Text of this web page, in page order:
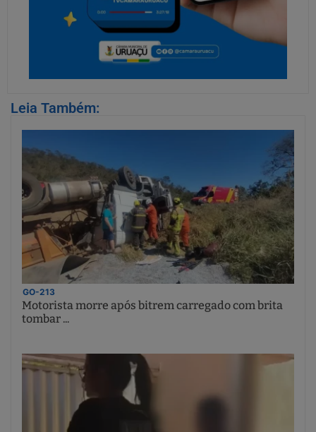
Leia Também:
GO-213
Motorista morre após bitrem carregado com brita
tombar ...